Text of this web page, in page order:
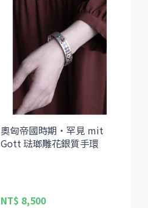
奧匈帝國時期・罕見 mit
Gott 琺瑯雕花銀質手環
NT$ 8,500